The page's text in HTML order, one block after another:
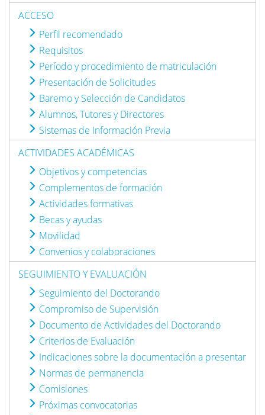
ACCESO
Perfil recomendado
Requisitos
Período y procedimiento de matriculación
Presentación de Solicitudes
Baremo y Selección de Candidatos
Alumnos, Tutores y Directores
Sistemas de Información Previa
ACTIVIDADES ACADÉMICAS
Objetivos y competencias
Complementos de formación
Actividades formativas
Becas y ayudas
Movilidad
Convenios y colaboraciones
SEGUIMIENTO Y EVALUACIÓN
Seguimiento del Doctorando
Compromiso de Supervisión
Documento de Actividades del Doctorando
Criterios de Evaluación
Indicaciones sobre la documentación a presentar
Normas de permanencia
Comisiones
Próximas convocatorias